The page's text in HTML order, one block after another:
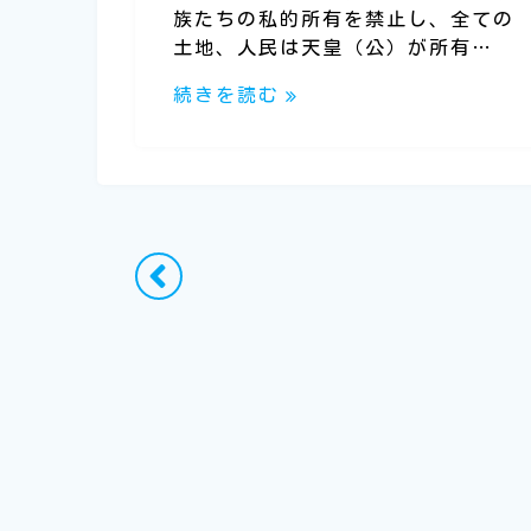
族たちの私的所有を禁止し、全ての
土地、人民は天皇（公）が所有…
続きを読む
投
稿